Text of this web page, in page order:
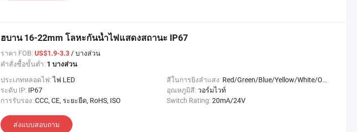
ฮบาน 16-22mm โลหะกันน้ำไฟแสดงสถานะ IP67
ราคา FOB:US$1.9-3.3/ บางส่วน
คำสั่งซื้อขั้นต่ำ: 1 บางส่วน
ประเภทหลอดไฟ:ไฟ LED สีในการยิงลำแสง: Red/Green/Blue/Yellow/White/Orange
ระดับ IP: IP67 อุณหภูมิสี: วอร์มไวท์
การรับรอง:CCC, CE, ระยะยืด, RoHS, ISO Switch Rating:20mA/24V
ส่งแบบสอบถาม